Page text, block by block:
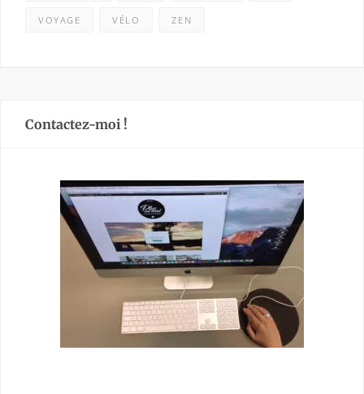
VOYAGE VÉLO ZEN
Contactez-moi !